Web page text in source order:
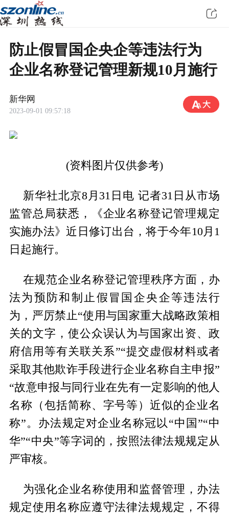
防止假冒国企央企等违法行为
企业名称登记管理新规10月施行
新华网
2023-09-01 09:57:18
(资料图片仅供参考)
新华社北京8月31日电 记者31日从市场
监管总局获悉，《企业名称登记管理规定
实施办法》近日修订出台，将于今年10月1
日起施行。
在规范企业名称登记管理秩序方面，办
法为预防和制止假冒国企央企等违法行
为，严厉禁止“使用与国家重大战略政策相
关的文字，使公众误认为与国家出资、政
府信用等有关联关系”“提交虚假材料或者
采取其他欺诈手段进行企业名称自主申报”
“故意申报与同行业在先有一定影响的他人
名称（包括简称、字号等）近似的企业名
称”。办法规定对企业名称冠以“中国”“中
华”“中央”等字词的，按照法律法规规定从
严审核。
为强化企业名称使用和监督管理，办法
规定使用名称应遵守法律法规规定，不得